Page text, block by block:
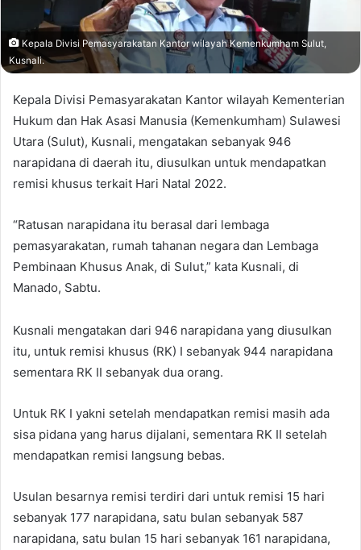
Kepala Divisi Pemasyarakatan Kantor wilayah Kemenkumham Sulut,
Kusnali.
Kepala Divisi Pemasyarakatan Kantor wilayah Kementerian
Hukum dan Hak Asasi Manusia (Kemenkumham) Sulawesi
Utara (Sulut), Kusnali, mengatakan sebanyak 946
narapidana di daerah itu, diusulkan untuk mendapatkan
remisi khusus terkait Hari Natal 2022.
“Ratusan narapidana itu berasal dari lembaga
pemasyarakatan, rumah tahanan negara dan Lembaga
Pembinaan Khusus Anak, di Sulut,” kata Kusnali, di
Manado, Sabtu.
Kusnali mengatakan dari 946 narapidana yang diusulkan
itu, untuk remisi khusus (RK) I sebanyak 944 narapidana
sementara RK II sebanyak dua orang.
Untuk RK I yakni setelah mendapatkan remisi masih ada
sisa pidana yang harus dijalani, sementara RK II setelah
mendapatkan remisi langsung bebas.
Usulan besarnya remisi terdiri dari untuk remisi 15 hari
sebanyak 177 narapidana, satu bulan sebanyak 587
narapidana, satu bulan 15 hari sebanyak 161 narapidana,